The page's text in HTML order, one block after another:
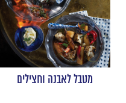
מטבל לאבנה וחצילים